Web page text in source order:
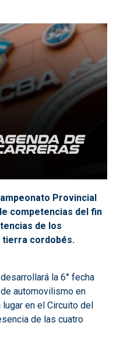
Provincial
competencias del fin
de los
tierra cordobés.
la 6° fecha
automovilismo en
en el Circuito del
de las cuatro